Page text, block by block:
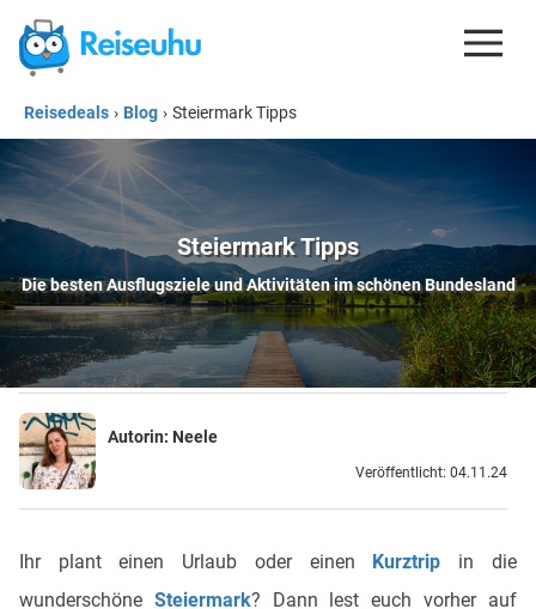
REISEDEALS
KREDITKARTEN
ESIM
REISEBLOG
Reisedeals › Blog › Steiermark Tipps
Steiermark Tipps
Die besten Ausflugsziele und Aktivitäten im schönen Bundesland
Autorin: Neele
Veröffentlicht: 04.11.24
Ihr plant einen Urlaub oder einen Kurztrip in die
wunderschöne Steiermark? Dann lest euch vorher auf